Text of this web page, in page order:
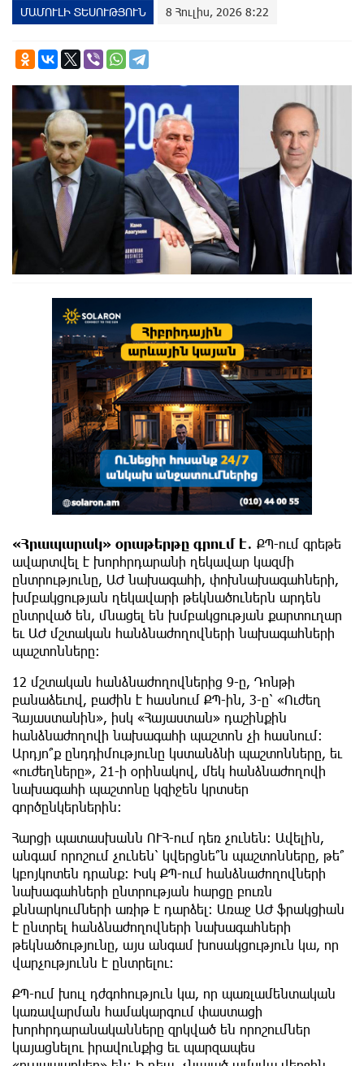
ՄԱՄՈՒԼԻ ՏԵՍՈՒԹՅՈՒՆ 8 Հուլիս, 2026 8:22
«Հրապարակ» օրաթերթը գրում է․ ՔՊ-ում գրեթե
ավարտվել է խորհրդարանի ղեկավար կազմի
ընտրությունը, ԱԺ նախագահի, փոխնախագահների,
խմբակցության ղեկավարի թեկնածուներն արդեն
ընտրված են, մնացել են խմբակցության քարտուղար
եւ ԱԺ մշտական հանձնաժողովների նախագահների
պաշտոնները։
12 մշտական հանձնաժողովներից 9-ը, Դոնթի
բանաձեւով, բաժին է հասնում ՔՊ-ին, 3-ը՝ «Ուժեղ
Հայաստանին», իսկ «Հայաստան» դաշինքին
հանձնաժողովի նախագահի պաշտոն չի հասնում:
Արդյո՞ք ընդդիմությունը կստանձնի պաշտոնները, եւ
«ուժեղները», 21-ի օրինակով, մեկ հանձնաժողովի
նախագահի պաշտոնը կզիջեն կրտսեր
գործընկերներին:
Հարցի պատասխանն ՈՒՀ-ում դեռ չունեն: Ավելին,
անգամ որոշում չունեն՝ կվերցնե՞ն պաշտոնները, թե՞
կբոյկոտեն դրանք։ Իսկ ՔՊ-ում հանձնաժողովների
նախագահների ընտրության հարցը բուռն
քննարկումների առիթ է դարձել: Առաջ ԱԺ ֆրակցիան
է ընտրել հանձնաժողովների նախագահների
թեկնածությունը, այս անգամ խոսակցություն կա, որ
վարչությունն է ընտրելու։
ՔՊ-ում խուլ դժգոհություն կա, որ պառլամենտական
կառավարման համակարգում փաստացի
խորհրդարանականները զրկված են որոշումներ
կայացնելու իրավունքից եւ պարզապես